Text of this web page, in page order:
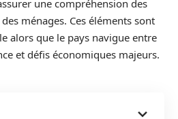
une compréhension des
ménages. Ces éléments sont
alors que le pays navigue entre
et défis économiques majeurs.